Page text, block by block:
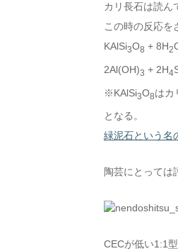
カリ長石は読ん
この時の反応を
KAlSi3O8 + 8H2
2Al(OH)3 + 2H4
※KAlSi3O8はカ
となる。
緑泥石という名
陶芸にとっては
CECが低い1:1